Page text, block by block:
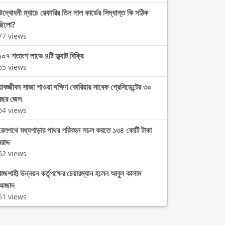
ম্যাচে রেফারির তিন লাল কার্ডের সিদ্ধান্ত কি সঠিক
views
শতাংশ লাভে ৪টি ফ্ল্যাট বিক্রি
views
সাজা পাওয়া দক্ষিণ কোরিয়ার সাবেক প্রেসিডেন্টের ৩০
জেল
views
মধ্যপাড়ার পাথর পরিবহন সচল করতে ১৩৪ কোটি টাকা
views
উন্নয়ন কর্তৃপক্ষের চেয়ারম্যান হলেন আবুল কালাম
views